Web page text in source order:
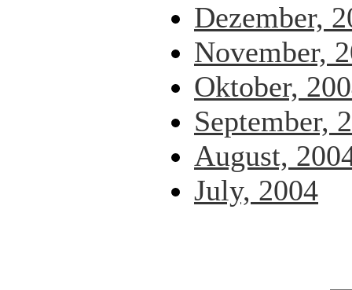
Dezember,
November,
Oktober,
September,
August,
July, 2004